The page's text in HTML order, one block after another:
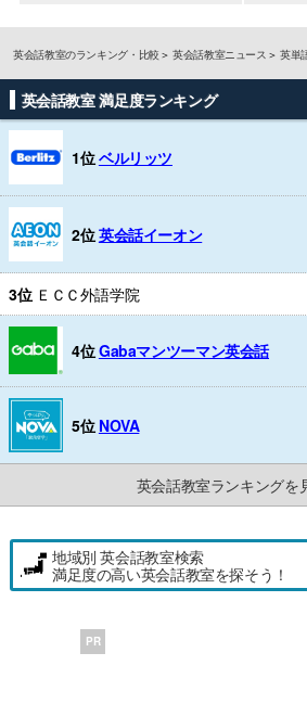
英会話教室のランキング・比較 英会話教室ニュース 英単
英会話教室 満足度ランキング
1位ベルリッツ
2位英会話イーオン
3位 ＥＣＣ外語学院
4位Gabaマンツーマン英会話
5位 NOVA
英会話教室ランキング
地域別 英会話教室検索
満足度の高い英会話教室を探そう！
PR